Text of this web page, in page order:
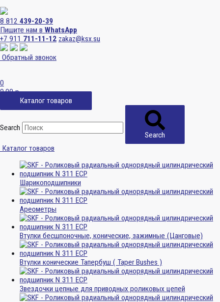
8 812 439-20-39
Пишите нам в WhatsApp
+7 911 711-11-12 zakaz@ksx.su
Обратный звонок
0
0,00р.
Каталог товаров
Search
Search
Каталог товаров
Шарикоподшипники
Ареометры
Втулки бесшпоночные, конические, зажимные (Цанговые)
Втулки конические Тапербуш ( Taper Bushes )
Звездочки цепные для приводных роликовых цепей